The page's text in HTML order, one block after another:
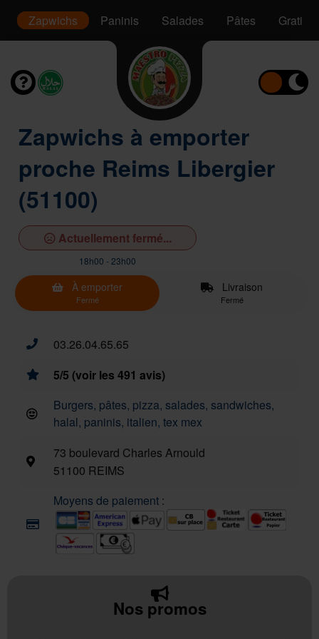
Zapwichs Paninis Salades Pâtes Gratins
Zapwichs à emporter
proche Reims Libergier
(51100)
Actuellement fermé...
18h00 - 23h00
À emporter
Fermé
Livraison
Fermé
03.26.04.65.65
5/5 (voir les 491 avis)
Burgers, pâtes, pizza, salades, sandwiches,
halal, paninis, italien, tex mex
73 boulevard Charles Arnould
51100 REIMS
Moyens de paiement :
Nos promos